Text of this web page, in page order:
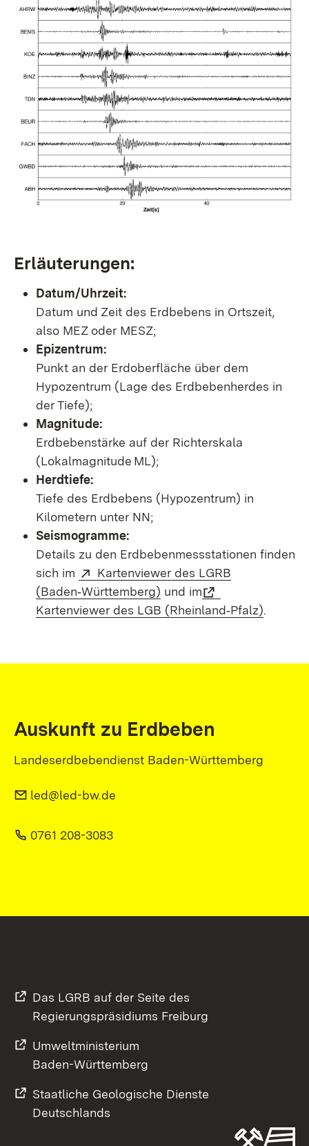
Erläuterungen:
Datum/Uhrzeit:
Datum und Zeit des Erdbebens in Ortszeit,
also MEZ oder MESZ;
Epizentrum:
Punkt an der Erdoberfläche über dem
Hypozentrum (Lage des Erdbebenherdes in
der Tiefe);
Magnitude:
Erdbebenstärke auf der Richterskala
(Lokalmagnitude ML);
Herdtiefe:
Tiefe des Erdbebens (Hypozentrum) in
Kilometern unter NN;
Seismogramme:
Details zu den Erdbebenmessstationen finden
sich im
Kartenviewer des LGRB
(Baden‑Württemberg) und im
Kartenviewer des LGB (Rheinland‑Pfalz).
Auskunft zu Erdbeben
Landeserdbebendienst Baden-Württemberg
led@led-bw.de
0761 208-3083
Das LGRB auf der Seite des
Regierungspräsidiums Freiburg
Umweltministerium
Baden-Württemberg
Staatliche Geologische Dienste
Deutschlands